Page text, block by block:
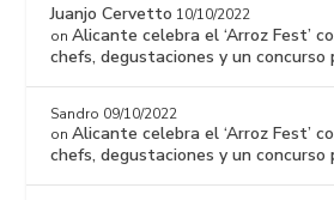
Juanjo Cervetto 10/10/2022
onAlicante celebra el ‘Arroz Fest’
chefs, degustaciones y un concurso
Sandro 09/10/2022
onAlicante celebra el ‘Arroz Fest’
chefs, degustaciones y un concurso